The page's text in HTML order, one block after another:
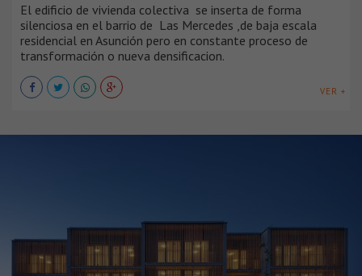
El edificio de vivienda colectiva se inserta de forma
silenciosa en el barrio de Las Mercedes ,de baja escala
residencial en Asunción pero en constante proceso de
transformación o nueva densificacion.
VER +